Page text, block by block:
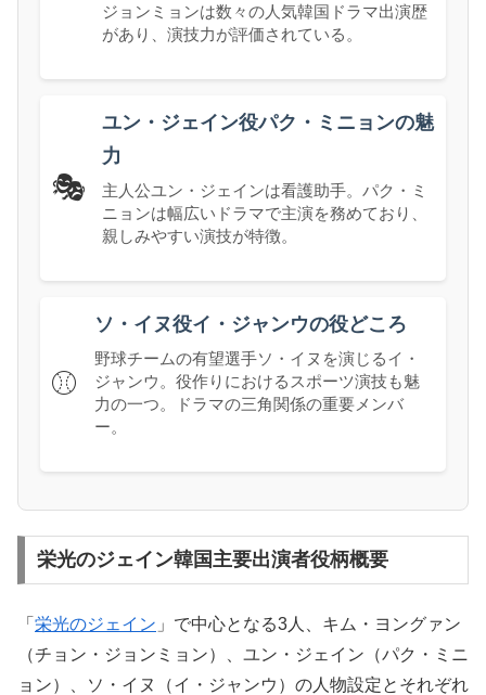
ジョンミョンは数々の人気韓国ドラマ出演歴
があり、演技力が評価されている。
🎭
ユン・ジェイン役パク・ミニョンの魅
力
主人公ユン・ジェインは看護助手。パク・ミ
ニョンは幅広いドラマで主演を務めており、
親しみやすい演技が特徴。
⚾
ソ・イヌ役イ・ジャンウの役どころ
野球チームの有望選手ソ・イヌを演じるイ・
ジャンウ。役作りにおけるスポーツ演技も魅
力の一つ。ドラマの三角関係の重要メンバ
ー。
栄光のジェイン韓国主要出演者役柄概要
「 栄光のジェイン 」で中心となる3人、キム・ヨングァン
（チョン・ジョンミョン）、ユン・ジェイン（パク・ミニ
ョン）、ソ・イヌ（イ・ジャンウ）の人物設定とそれぞれ